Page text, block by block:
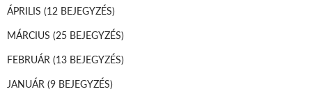
ÁPRILIS (12 BEJEGYZÉS)
MÁRCIUS (25 BEJEGYZÉS)
FEBRUÁR (13 BEJEGYZÉS)
JANUÁR (9 BEJEGYZÉS)